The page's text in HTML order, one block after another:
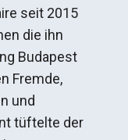
seit 2015
die ihn
Budapest
Fremde,
und
tüftelte der